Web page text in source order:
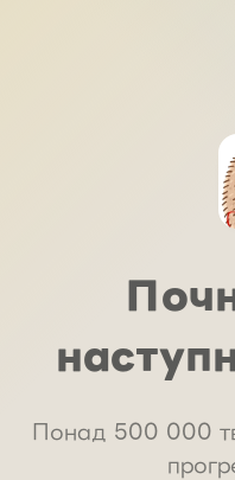
Понад 500 000